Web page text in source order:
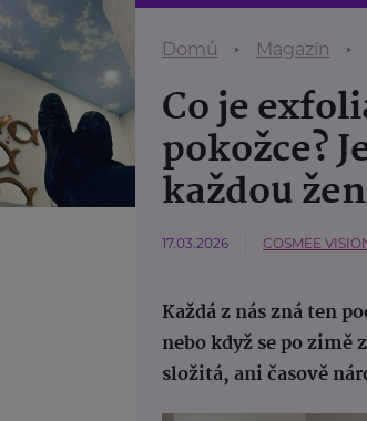
Domů Magazín
Co je
pokožce?
každou
17.03.2026 COSMEE
Každá z nás zná ten
nebo když se po zimě
složitá, ani časově